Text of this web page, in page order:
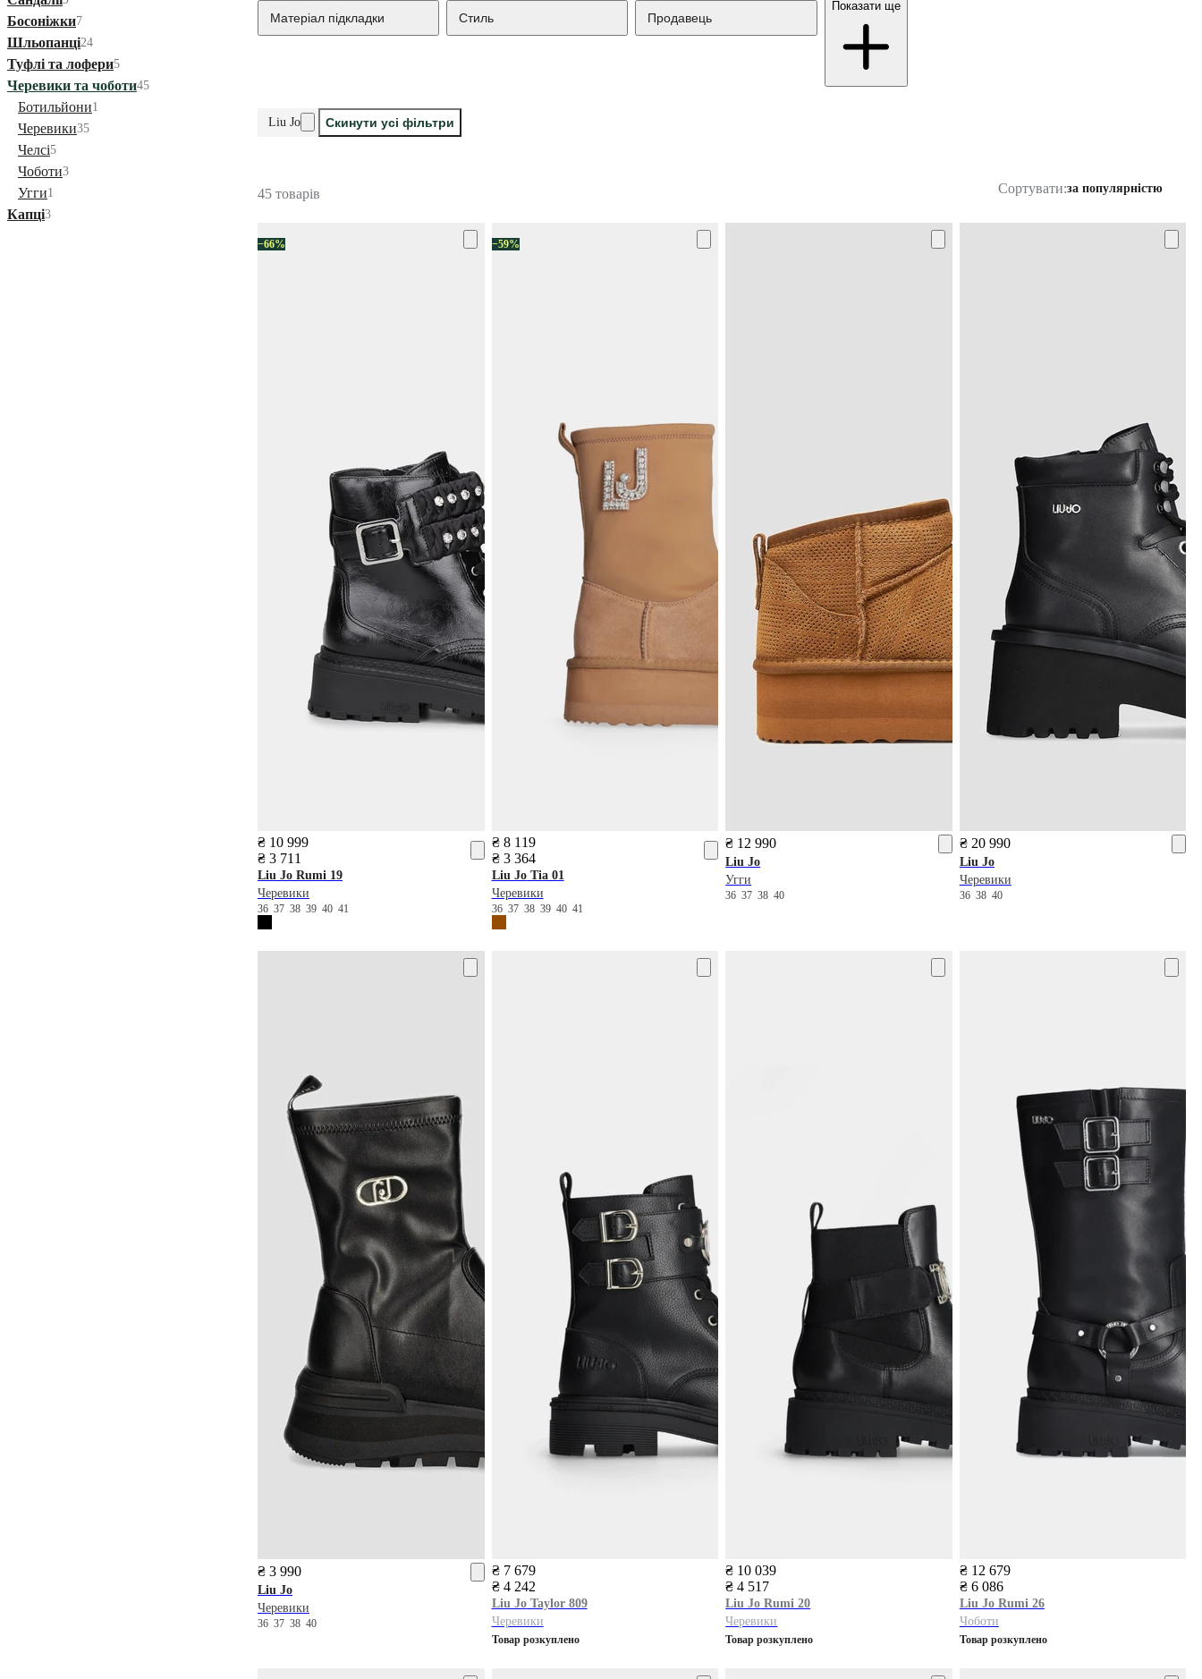
Босоніжки7
Шльопанці24
Туфлі та лофери5
Черевики та чоботи45
Ботильйони1
Черевики35
Челсі5
Чоботи3
Угги1
Капці3
Матеріал підкладки Стиль Продавець
Показати ще
Liu Jo Скинути усі фільтри
45 товарів Сортувати:за популярністю
−66%
₴ 10 999
₴ 3 711
Liu Jo Rumi 19
Черевики
36 37 38 39 40 41
−59%
₴ 8 119
₴ 3 364
Liu JoTia 01
Черевики
36 37 38 39 40 41
₴ 12 990
Liu Jo
Угги
36373840
₴ 20 990
Liu Jo
Черевики
36 38 40
₴ 3 990
Liu Jo
Черевики
36 37 38 40
₴ 7 679
₴ 4 242
Liu JoTaylor 809
Черевики
Товар розкуплено
₴ 10 039
₴ 4 517
Liu Jo Rumi 20
Черевики
Товар розкуплено
₴ 12 679
₴ 6 086
Liu JoRumi 26
Чоботи
Товар розкуплено